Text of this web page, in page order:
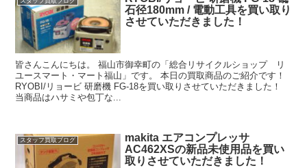
石径180mm / 電動工具を買い取り
させていただきました！
皆さんこんにちは。 福山市御幸町の「総合リサイクルショップ リ
ユースマート・マート福山」です。 本日の買取商品のご紹介です！
RYOBI/リョービ 研磨機 FG-18を買い取りさせていただきました！
当商品はハサミや包丁な...
スタッフ買取ブログ
makita エアコンプレッサ
AC462XSの新品未使用品を買い
取りさせていただきました！